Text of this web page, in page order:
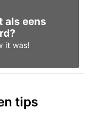
als eens
it was!
tips